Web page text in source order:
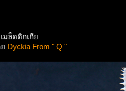
มล็ดดิกเกีย
Dyckia From " Q "